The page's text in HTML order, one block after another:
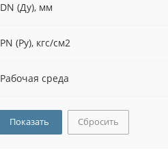
DN (Ду), мм
PN (Py), кгс/см2
Рабочая среда
Сбросить